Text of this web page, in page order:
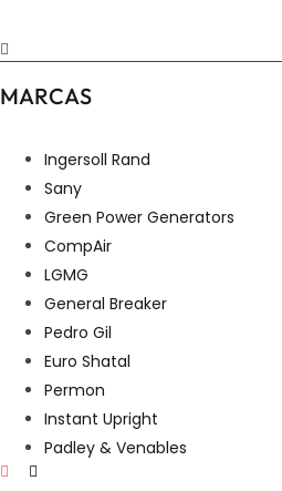
MARCAS
Ingersoll Rand
Sany
Green Power Generators
CompAir
LGMG
General Breaker
Pedro Gil
Euro Shatal
Permon
Instant Upright
Padley & Venables